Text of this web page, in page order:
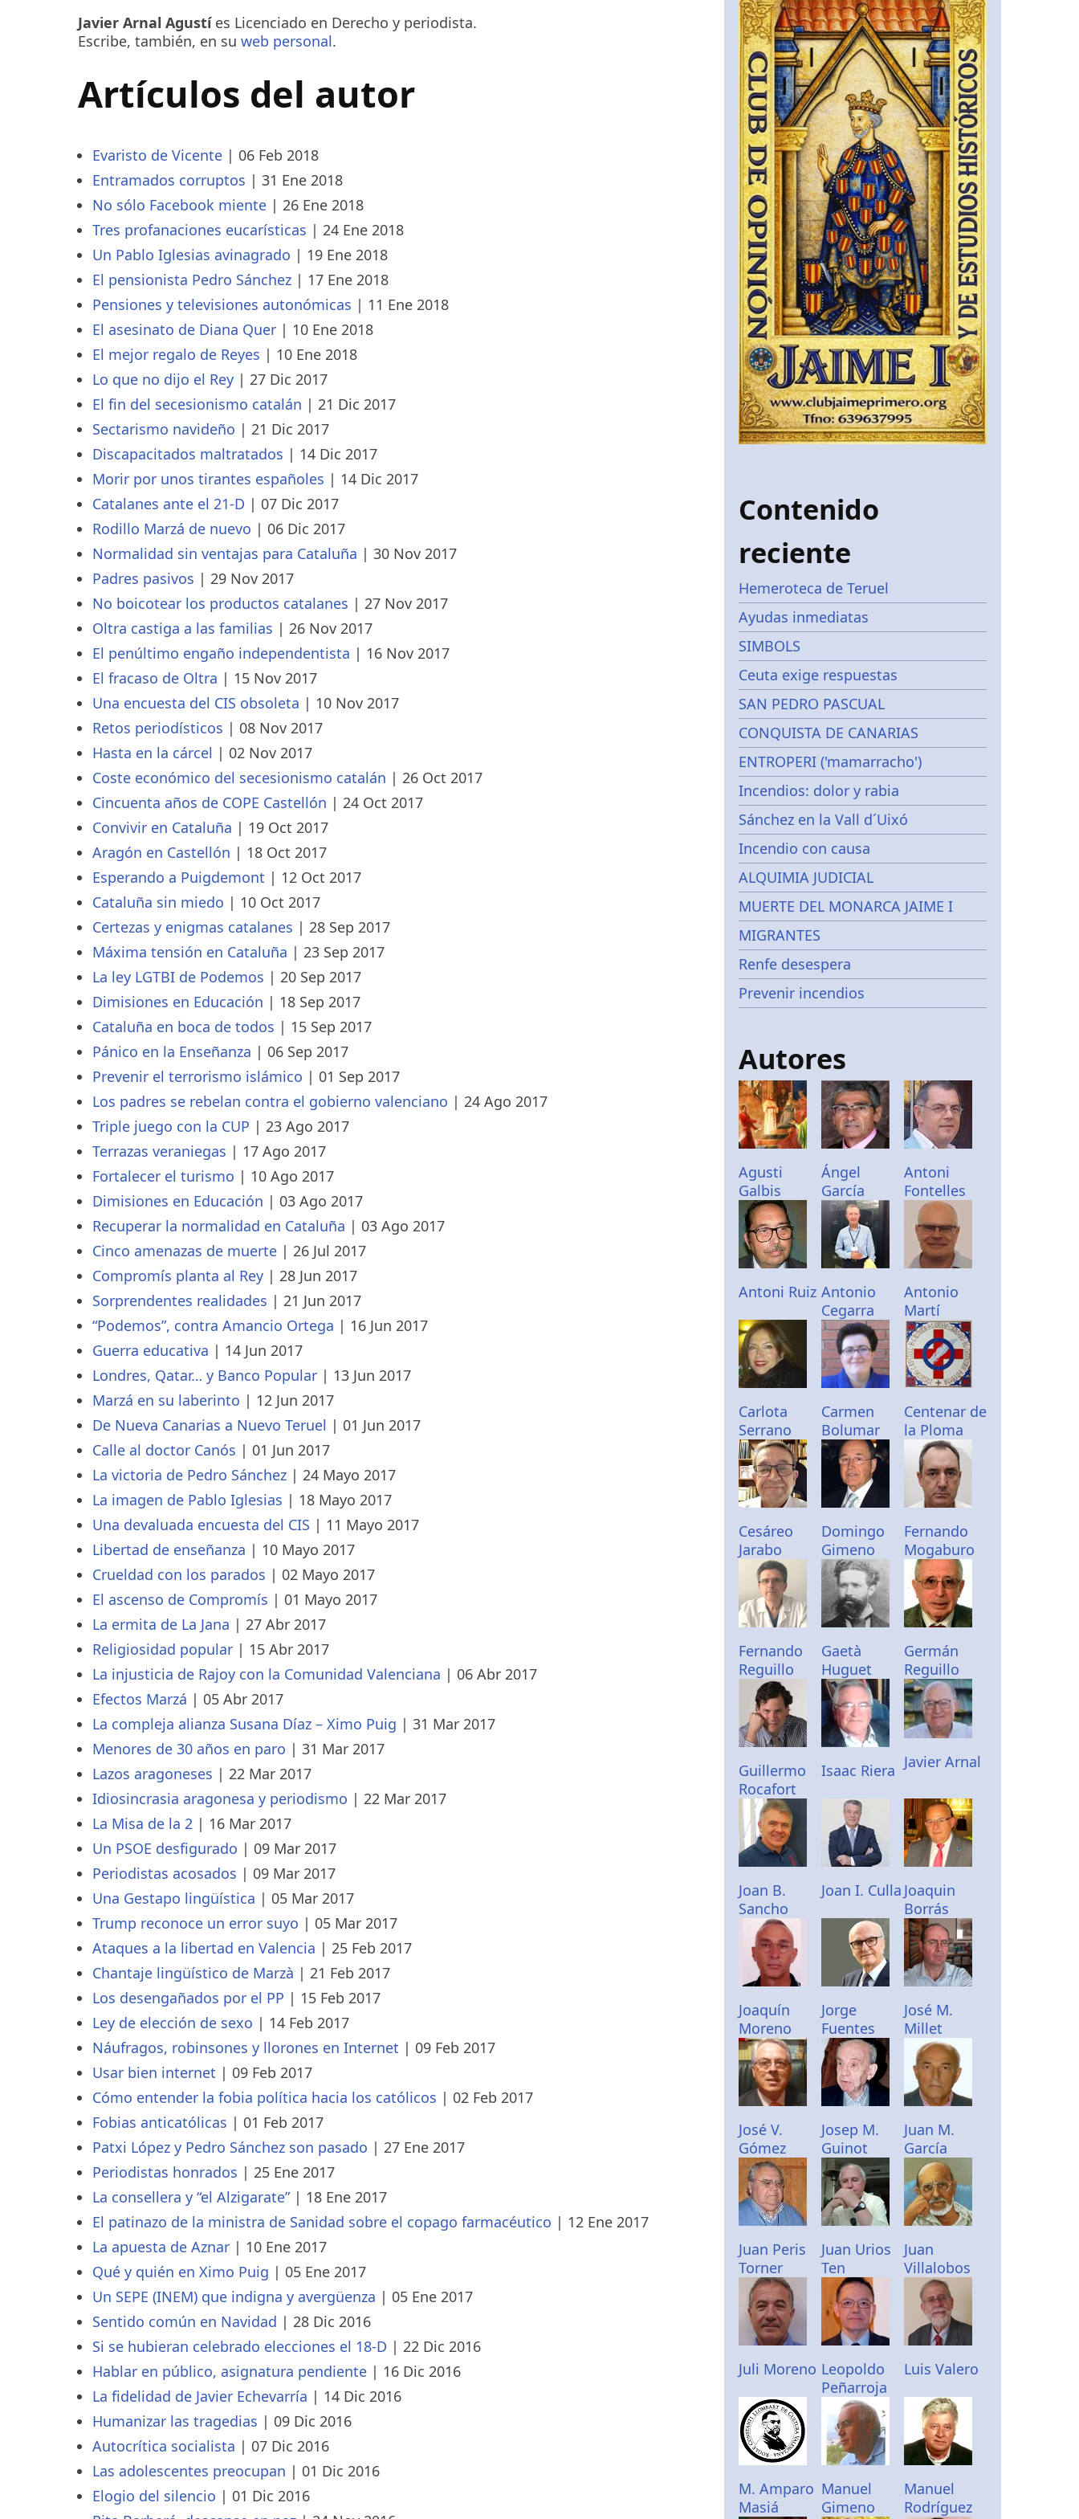
Javier Arnal Agustíes Licenciado en Derecho y periodista.
Escribe, también, en su web personal.
Artículos del autor
Evaristo de Vicente | 06 Feb 2018
Entramados corruptos | 31 Ene 2018
No sólo Facebook miente | 26 Ene 2018
Tres profanaciones eucarísticas | 24 Ene 2018
Un Pablo Iglesias avinagrado | 19 Ene 2018
El pensionista Pedro Sánchez | 17 Ene 2018
Pensiones y televisiones autonómicas | 11 Ene 2018
El asesinato de Diana Quer | 10 Ene 2018
El mejor regalo de Reyes | 10 Ene 2018
Lo que no dijo el Rey | 27 Dic 2017
El fin del secesionismo catalán | 21 Dic 2017
Sectarismo navideño | 21 Dic 2017
Discapacitados maltratados | 14 Dic 2017
Morir por unos tirantes españoles | 14 Dic 2017
Catalanes ante el 21-D | 07 Dic 2017
Rodillo Marzá de nuevo | 06 Dic 2017
Normalidad sin ventajas para Cataluña | 30 Nov 2017
Padres pasivos | 29 Nov 2017
No boicotear los productos catalanes | 27 Nov 2017
Oltra castiga a las familias | 26 Nov 2017
El penúltimo engaño independentista | 16 Nov 2017
El fracaso de Oltra | 15 Nov 2017
Una encuesta del CIS obsoleta | 10 Nov 2017
Retos periodísticos | 08 Nov 2017
Hasta en la cárcel | 02 Nov 2017
Coste económico del secesionismo catalán | 26 Oct 2017
Cincuenta años de COPE Castellón | 24 Oct 2017
Convivir en Cataluña | 19 Oct 2017
Aragón en Castellón | 18 Oct 2017
Esperando a Puigdemont | 12 Oct 2017
Cataluña sin miedo | 10 Oct 2017
Certezas y enigmas catalanes | 28 Sep 2017
Máxima tensión en Cataluña | 23 Sep 2017
La ley LGTBI de Podemos | 20 Sep 2017
Dimisiones en Educación | 18 Sep 2017
Cataluña en boca de todos | 15 Sep 2017
Pánico en la Enseñanza | 06 Sep 2017
Prevenir el terrorismo islámico | 01 Sep 2017
Los padres se rebelan contra el gobierno valenciano | 24 Ago 2017
Triple juego con la CUP | 23 Ago 2017
Terrazas veraniegas | 17 Ago 2017
Fortalecer el turismo | 10 Ago 2017
Dimisiones en Educación | 03 Ago 2017
Recuperar la normalidad en Cataluña | 03 Ago 2017
Cinco amenazas de muerte | 26 Jul 2017
Compromís planta al Rey | 28 Jun 2017
Sorprendentes realidades | 21 Jun 2017
“Podemos”, contra Amancio Ortega | 16 Jun 2017
Guerra educativa | 14 Jun 2017
Londres, Qatar… y Banco Popular | 13 Jun 2017
Marzá en su laberinto | 12 Jun 2017
De Nueva Canarias a Nuevo Teruel | 01 Jun 2017
Calle al doctor Canós | 01 Jun 2017
La victoria de Pedro Sánchez | 24 Mayo 2017
La imagen de Pablo Iglesias | 18 Mayo 2017
Una devaluada encuesta del CIS | 11 Mayo 2017
Libertad de enseñanza | 10 Mayo 2017
Crueldad con los parados | 02 Mayo 2017
El ascenso de Compromís | 01 Mayo 2017
La ermita de La Jana | 27 Abr 2017
Religiosidad popular | 15 Abr 2017
La injusticia de Rajoy con la Comunidad Valenciana | 06 Abr 2017
Efectos Marzá | 05 Abr 2017
La compleja alianza Susana Díaz – Ximo Puig | 31 Mar 2017
Menores de 30 años en paro | 31 Mar 2017
Lazos aragoneses | 22 Mar 2017
Idiosincrasia aragonesa y periodismo | 22 Mar 2017
La Misa de la 2 | 16 Mar 2017
Un PSOE desfigurado | 09 Mar 2017
Periodistas acosados | 09 Mar 2017
Una Gestapo lingüística | 05 Mar 2017
Trump reconoce un error suyo | 05 Mar 2017
Ataques a la libertad en Valencia | 25 Feb 2017
Chantaje lingüístico de Marzà | 21 Feb 2017
Los desengañados por el PP | 15 Feb 2017
Ley de elección de sexo | 14 Feb 2017
Náufragos, robinsones y llorones en Internet | 09 Feb 2017
Usar bien internet | 09 Feb 2017
Cómo entender la fobia política hacia los católicos | 02 Feb 2017
Fobias anticatólicas | 01 Feb 2017
Patxi López y Pedro Sánchez son pasado | 27 Ene 2017
Periodistas honrados | 25 Ene 2017
La consellera y “el Alzigarate”| 18 Ene 2017
El patinazo de la ministra de Sanidad sobre el copago farmacéutico | 12 Ene 2017
La apuesta de Aznar | 10 Ene 2017
Qué y quién en Ximo Puig | 05 Ene 2017
Un SEPE (INEM) que indigna y avergüenza | 05 Ene 2017
Sentido común en Navidad | 28 Dic 2016
Si se hubieran celebrado elecciones el 18-D | 22 Dic 2016
Hablar en público, asignatura pendiente | 16 Dic 2016
La fidelidad de Javier Echevarría | 14 Dic 2016
Humanizar las tragedias | 09 Dic 2016
Autocrítica socialista | 07 Dic 2016
Las adolescentes preocupan | 01 Dic 2016
Elogio del silencio | 01 Dic 2016
Contenido
reciente
Hemeroteca de Teruel
Ayudas inmediatas
SIMBOLS
Ceuta exige respuestas
SAN PEDRO PASCUAL
CONQUISTA DE CANARIAS
ENTROPERI ('mamarracho')
Incendios: dolor y rabia
Sánchez en la Vall d´Uixó
Incendio con causa
ALQUIMIA JUDICIAL
MUERTE DEL MONARCA JAIME I
MIGRANTES
Renfe desespera
Prevenir incendios
Autores
Agusti
Galbis
Ángel
García
Antoni
Fontelles
Antoni Ruiz Antonio
Cegarra
Antonio
Martí
Carlota
Serrano
Carmen
Bolumar
Centenar de
la Ploma
Cesáreo
Jarabo
Domingo
Gimeno
Fernando
Mogaburo
Fernando
Reguillo
Gaetà
Huguet
Germán
Reguillo
Guillermo
Rocafort
Isaac Riera Javier Arnal
Joan B.
Sancho
Joan I. Culla Joaquin
Borrás
Joaquín
Moreno
Jorge
Fuentes
José M.
Millet
José V.
Gómez
Josep M.
Guinot
Juan M.
García
Juan Peris
Torner
Juan Urios
Ten
Juan
Villalobos
Juli Moreno Leopoldo
Peñarroja
Luis Valero
M. Amparo
Masiá
Manuel
Gimeno
Manuel
Rodríguez